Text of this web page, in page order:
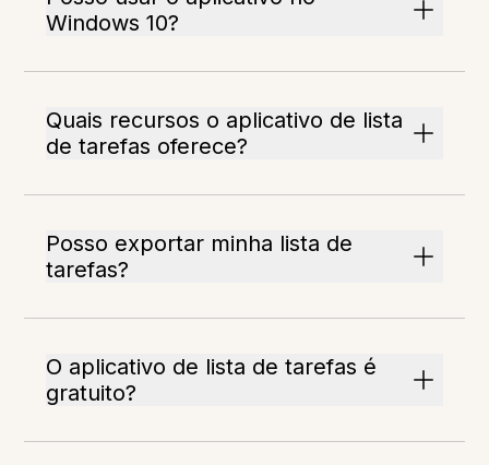
Windows 10?
Quais recursos o aplicativo de lista
de tarefas oferece?
Posso exportar minha lista de
tarefas?
O aplicativo de lista de tarefas é
gratuito?